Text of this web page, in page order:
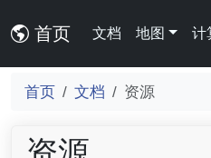
首页 文档 地图 计
首页 文档 资源